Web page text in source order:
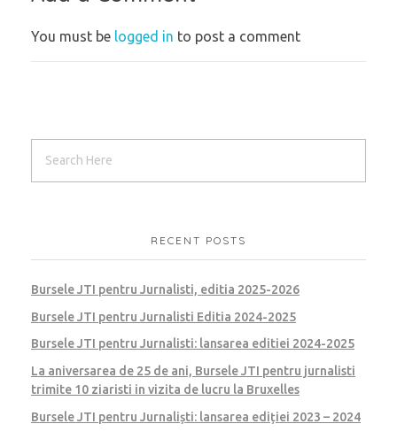
You must be logged in to post a comment
RECENT POSTS
Bursele JTI pentru Jurnalisti, editia 2025-2026
Bursele JTI pentru Jurnalisti Editia 2024-2025
Bursele JTI pentru Jurnalisti: lansarea editiei 2024-2025
La aniversarea de 25 de ani, Bursele JTI pentru jurnalisti
trimite 10 ziaristi in vizita de lucru la Bruxelles
Bursele JTI pentru Jurnaliști: lansarea ediției 2023 – 2024